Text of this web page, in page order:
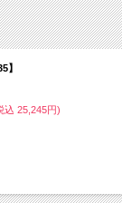
】
込 25,245円)